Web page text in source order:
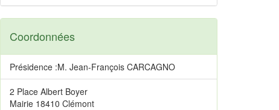
Coordonnées
Présidence :M. Jean-François CARCAGNO
2 Place Albert Boyer
Mairie 18410 Clémont